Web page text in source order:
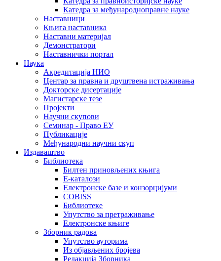
Катедра за међународноправне науке
Наставници
Књига наставника
Наставни материјал
Демонстратори
Наставнички портал
Наука
Акредитација НИО
Центар за правна и друштвена истраживања
Докторске дисертације
Магистарске тезе
Пројекти
Научни скупови
Семинар - Право ЕУ
Публикације
Међународни научни скуп
Издаваштво
Библиотека
Билтен приновљених књига
Е-каталози
Електронске базе и конзорцијуми
COBISS
Библиотеке
Упутство за претраживање
Електронске књиге
Зборник радова
Упутство ауторима
Из објављених бројева
Редакција Зборника